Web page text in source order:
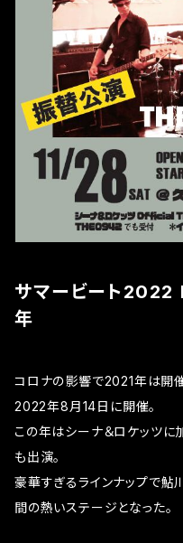
サマービート
年
コロナの影響で2021年は開催
2022年8月14日に開催。
この年はシーナ＆ロケッツ
も出演。
豪華すぎるラインナップで
間の熱いステージとなった。